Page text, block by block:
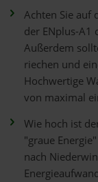
Achten Sie auf
der ENplus-A1
Außerdem
riechen und
Hochwertige
von maximal
Wie hoch ist
"graue
nach